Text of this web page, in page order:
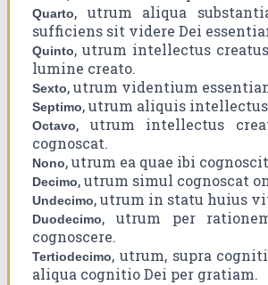
Quarto, utrum aliqua
sufficiens sit videre Dei
Quinto, utrum intellectus
lumine creato.
Sexto, utrum videntium
Septimo, utrum aliquis intellectus
Octavo, utrum intellectus
cognoscat.
Nono, utrum ea quae ibi
Decimo, utrum simul cognoscat
Undecimo, utrum in statu huius
Duodecimo, utrum per
cognoscere.
Tertiodecimo, utrum, supra
aliqua cognitio Dei per gratiam.